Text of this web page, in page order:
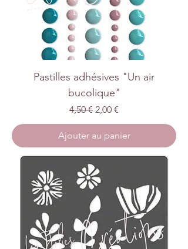
Pastilles adhésives "Un air
bucolique"
Prix original
4,50 € Prix promotionnel
2,00 €
Ajouter au panier